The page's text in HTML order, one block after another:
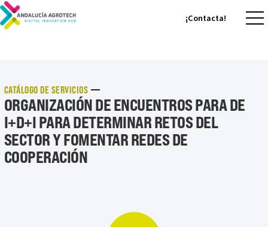
¡Contacta!
CATÁLOGO DE SERVICIOS
ORGANIZACIÓN DE ENCUENTROS PARA DE
I+D+I PARA DETERMINAR RETOS DEL
SECTOR Y FOMENTAR REDES DE
COOPERACIÓN